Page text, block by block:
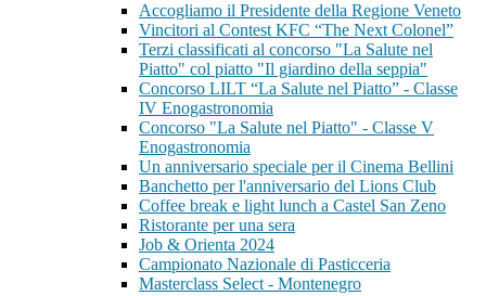
Accogliamo il Presidente della Regione Veneto
Vincitori al Contest KFC “The Next Colonel”
Terzi classificati al concorso "La Salute nel
Piatto" col piatto "Il giardino della seppia"
Concorso LILT “La Salute nel Piatto” - Classe
IV Enogastronomia
Concorso "La Salute nel Piatto" - Classe V
Enogastronomia
Un anniversario speciale per il Cinema Bellini
Banchetto per l'anniversario del Lions Club
Coffee break e light lunch a Castel San Zeno
Ristorante per una sera
Job & Orienta 2024
Campionato Nazionale di Pasticceria
Masterclass Select - Montenegro